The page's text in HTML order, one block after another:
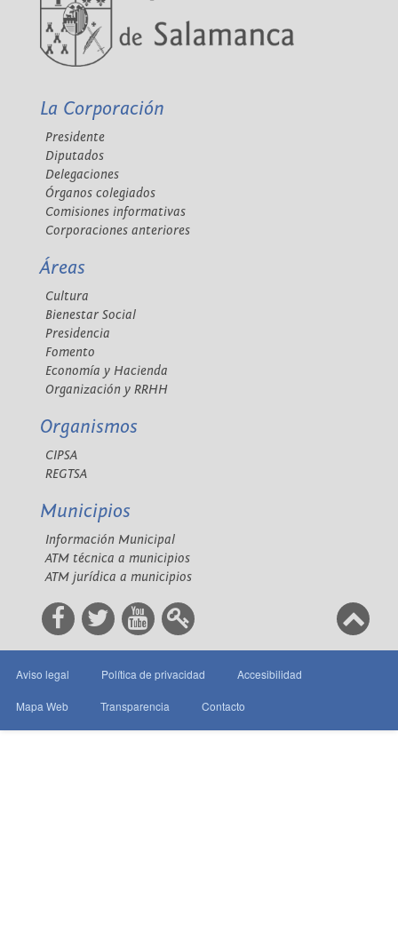
La Corporación
Presidente
Diputados
Delegaciones
Órganos colegiados
Comisiones informativas
Corporaciones anteriores
Áreas
Cultura
Bienestar Social
Presidencia
Fomento
Economía y Hacienda
Organización y RRHH
Organismos
CIPSA
REGTSA
Municipios
Información Municipal
ATM técnica a municipios
ATM jurídica a municipios
Aviso legal Política de privacidad Accesibilidad
Mapa Web Transparencia Contacto